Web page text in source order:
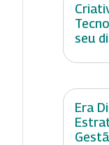
seu
Era